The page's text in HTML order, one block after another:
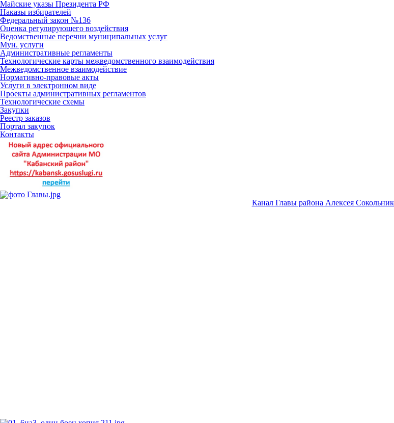
Майские указы Президента РФ
Наказы избирателей
Федеральный закон №136
Оценка регулирующего воздействия
Ведомственные перечни муниципальных услуг
Мун. услуги
Административные регламенты
Технологические карты межведомственного взаимодействия
Межведомственное взаимодействие
Нормативно-правовые акты
Услуги в электронном виде
Проекты административных регламентов
Технологические схемы
Закупки
Реестр заказов
Портал закупок
Контакты
Канал Главы района Алексея